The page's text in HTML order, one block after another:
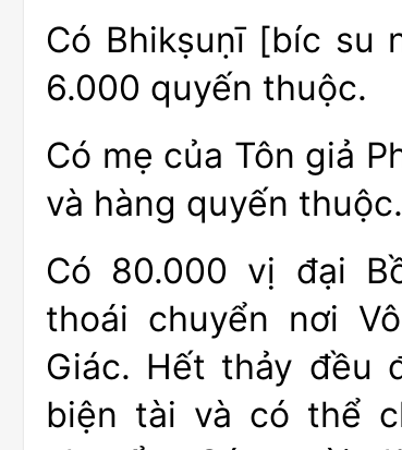
Có Bhikṣuṇī [bíc su
6.000 quyến thuộc.
Có mẹ của Tôn giả
và hàng quyến thuộc.
Có 80.000 vị đại
thoái chuyển nơi
Giác. Hết thảy đều
biện tài và có thể